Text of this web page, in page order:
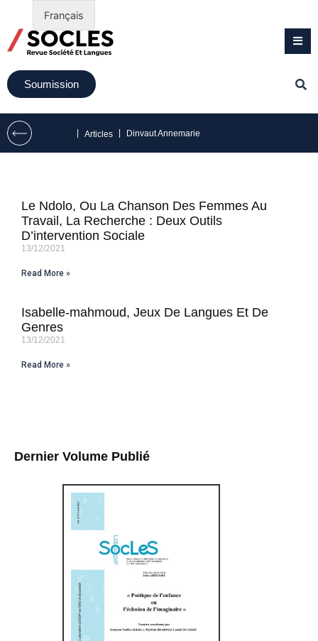
Soumission
Articles Dinvaut Annemarie
Dernier Volume Publié
Le Ndolo, Ou La Chanson Des Femmes Au
Travail, La Recherche : Deux Outils
D’intervention Sociale
13/12/2021
Read More »
Isabelle-mahmoud, Jeux De Langues Et De
Genres
13/12/2021
Read More »
Français